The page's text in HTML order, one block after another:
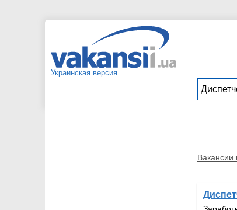
Украинская версия
Вакансии